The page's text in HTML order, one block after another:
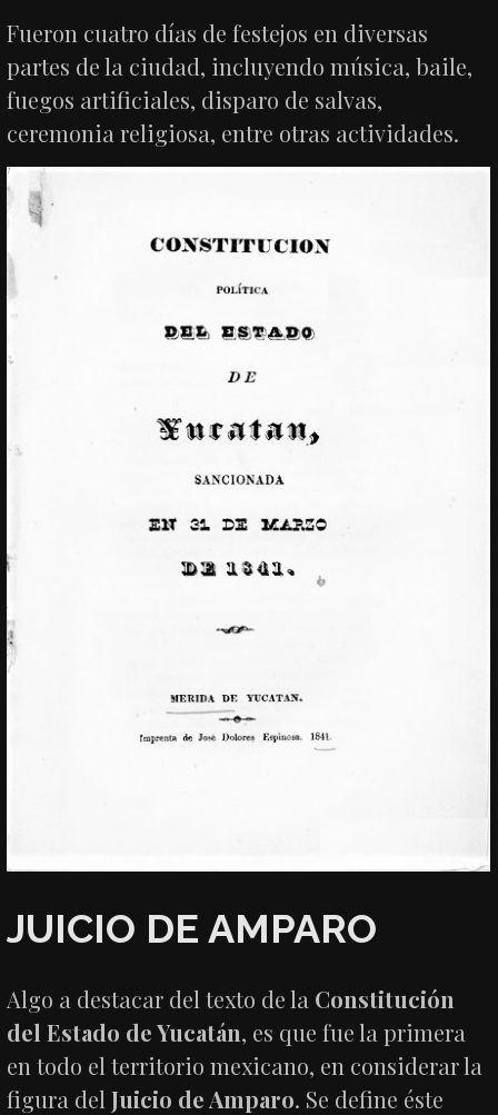
Fueron cuatro días de festejos en diversas
partes de la ciudad, incluyendo música, baile,
fuegos artificiales, disparo de salvas,
ceremonia religiosa, entre otras actividades.
JUICIO DE AMPARO
Algo a destacar del texto de la Constitución
del Estado de Yucatán, es que fue la primera
en todo el territorio mexicano, en considerar la
figura delJuicio de Amparo. Se define éste